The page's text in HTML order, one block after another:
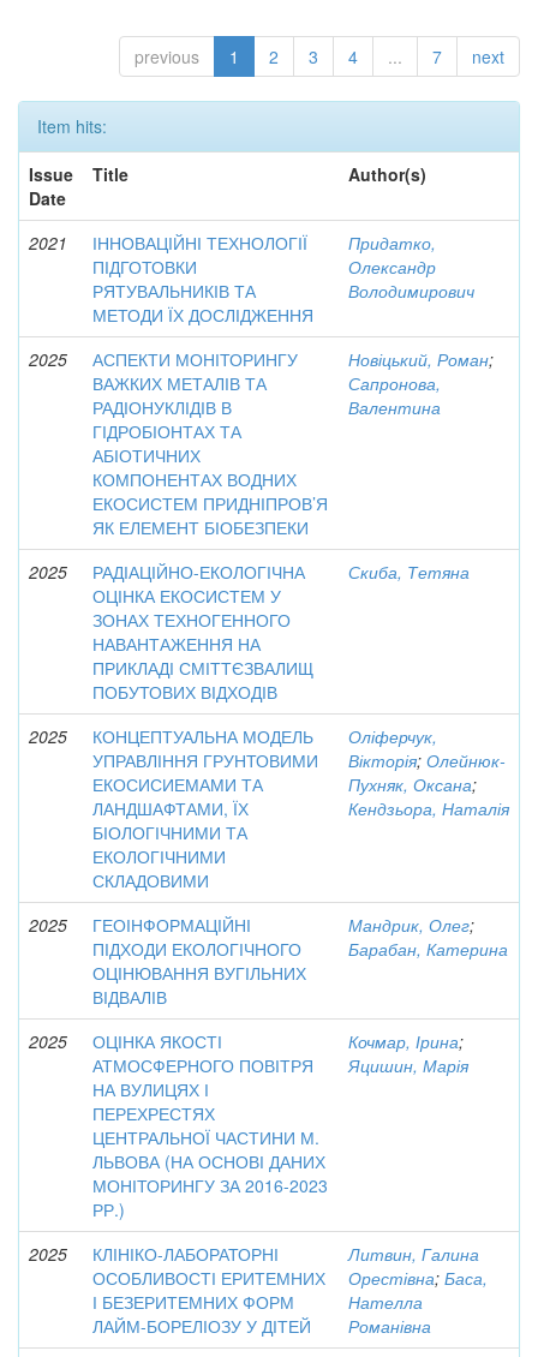
previous 1 2 3 4 ... 7 next
Item hits:
Issue
Date
Title Author(s)
2021
ІННОВАЦІЙНІ ТЕХНОЛОГІЇ
ПІДГОТОВКИ
РЯТУВАЛЬНИКІВ ТА
МЕТОДИ ЇХ ДОСЛІДЖЕННЯ
Придатко,
Олександр
Володимирович
2025
АСПЕКТИ МОНІТОРИНГУ
ВАЖКИХ МЕТАЛІВ ТА
РАДІОНУКЛІДІВ В
ГІДРОБІОНТАХ ТА
АБІОТИЧНИХ
КОМПОНЕНТАХ ВОДНИХ
ЕКОСИСТЕМ ПРИДНІПРОВ’Я
ЯК ЕЛЕМЕНТ БІОБЕЗПЕКИ
Новіцький, Роман;
Сапронова,
Валентина
2025
РАДІАЦІЙНО-ЕКОЛОГІЧНА
ОЦІНКА ЕКОСИСТЕМ У
ЗОНАХ ТЕХНОГЕННОГО
НАВАНТАЖЕННЯ НА
ПРИКЛАДІ СМІТТЄЗВАЛИЩ
ПОБУТОВИХ ВІДХОДІВ
Скиба, Тетяна
2025
КОНЦЕПТУАЛЬНА МОДЕЛЬ
УПРАВЛІННЯ ГРУНТОВИМИ
ЕКОСИСИЕМАМИ ТА
ЛАНДШАФТАМИ, ЇХ
БІОЛОГІЧНИМИ ТА
ЕКОЛОГІЧНИМИ
СКЛАДОВИМИ
Оліферчук,
Вікторія; Олейнюк-
Пухняк, Оксана;
Кендзьора, Наталія
2025
ГЕОІНФОРМАЦІЙНІ
ПІДХОДИ ЕКОЛОГІЧНОГО
ОЦІНЮВАННЯ ВУГІЛЬНИХ
ВІДВАЛІВ
Мандрик, Олег;
Барабан, Катерина
2025
ОЦІНКА ЯКОСТІ
АТМОСФЕРНОГО ПОВІТРЯ
НА ВУЛИЦЯХ І
ПЕРЕХРЕСТЯХ
ЦЕНТРАЛЬНОЇ ЧАСТИНИ М.
ЛЬВОВА (НА ОСНОВІ ДАНИХ
МОНІТОРИНГУ ЗА 2016-2023
РР.)
Кочмар, Ірина;
Яцишин, Марія
2025
КЛІНІКО-ЛАБОРАТОРНІ
ОСОБЛИВОСТІ ЕРИТЕМНИХ
І БЕЗЕРИТЕМНИХ ФОРМ
ЛАЙМ-БОРЕЛІОЗУ У ДІТЕЙ
Литвин, Галина
Орестівна; Баса,
Нателла
Романівна